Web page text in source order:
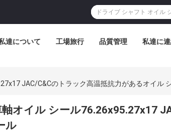
達について 工場旅行 品質管理 私達に
JAC/C&Cのトラック高温抵抗力があるオイル
軸オイル シール76.26x95.27x17
ル